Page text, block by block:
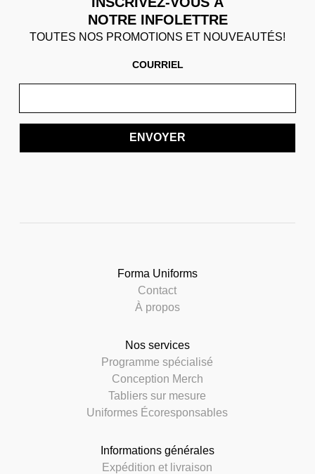
NOTRE INFOLETTRE
TOUTES NOS PROMOTIONS ET NOUVEAUTÉS!
COURRIEL
ENVOYER
Forma Uniforms
Contact
À propos
Nos services
Programme spécialisé
Conception Merch
Tabliers sur mesure
Uniformes Écoresponsables
Informations générales
Expédition et livraison